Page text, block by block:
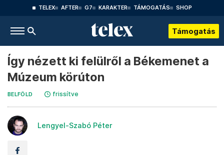
TELEX AFTER G7 KARAKTER TÁMOGATÁS SHOP
Támogatás
Így nézett ki felülről a Békemenet a
Múzeum körúton
BELFÖLD frissítve
Lengyel-Szabó Péter